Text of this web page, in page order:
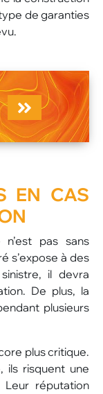
de garanties
EN CAS
n’est pas sans
s’expose à des
il devra
De plus, la
plusieurs
plus critique.
ils risquent une
réputation